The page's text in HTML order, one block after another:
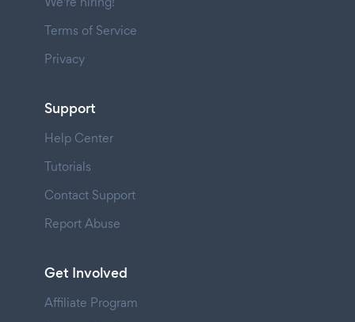
Terms of Service
Privacy
Support
Help Center
Tutorials
Contact Support
Report Abuse
Get Involved
Affiliate Program